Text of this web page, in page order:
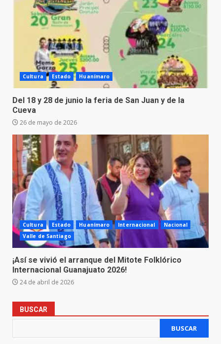
Cultura Estado Huanímaro
Del 18 y 28 de junio la feria de San Juan y de la
Cueva
26 de mayo de 2026
Cultura Estado Huanímaro Internacional
Nacional
Valle de Santiago
¡Así se vivió el arranque del Mitote Folklórico
Internacional Guanajuato 2026!
24 de abril de 2026
BUSCAR
BUSCAR